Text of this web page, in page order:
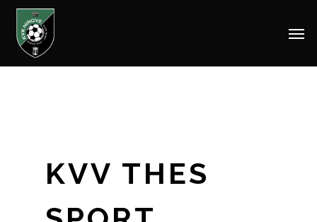
Skip
KVV THES